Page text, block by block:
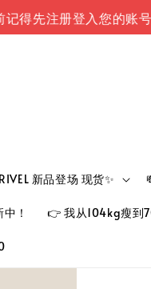
册登入您的账号（以
新品登场 现货✨
！ 👉 我从104kg瘦到